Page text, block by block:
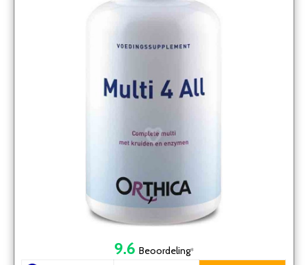
9.6 Beoordeling*